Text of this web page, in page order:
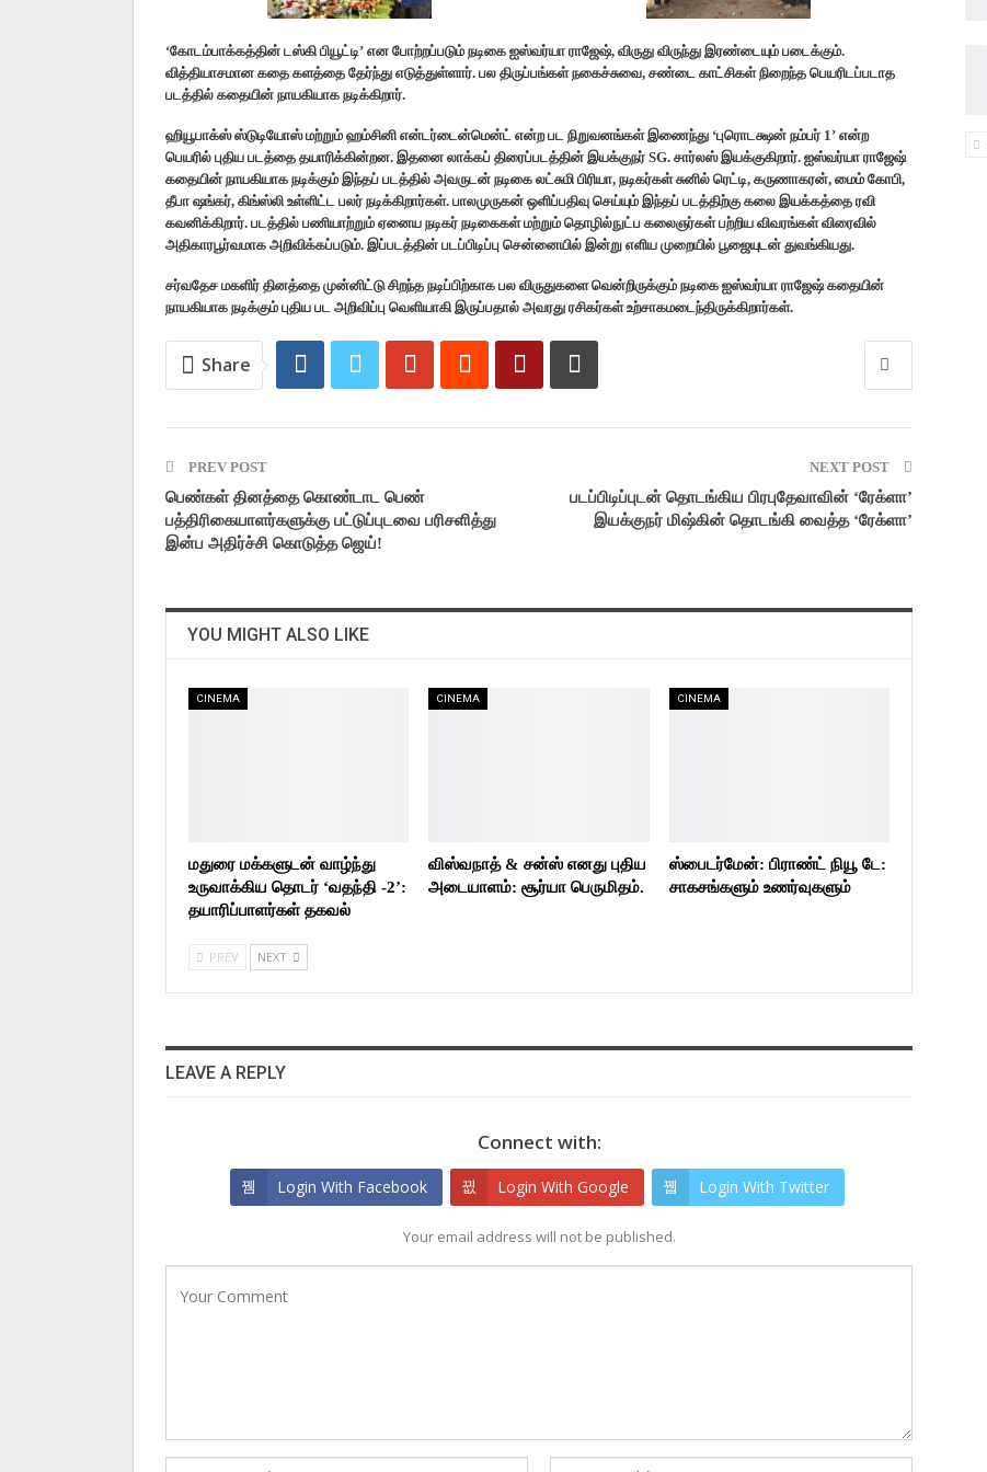
‘கோடம்பாக்கத்தின் டஸ்கி பியூட்டி’ என போற்றப்படும் நடிகை ஐஸ்வர்யா ராஜேஷ், விருது விருந்து இரண்டையும் படைக்கும்.
வித்தியாசமான கதை களத்தை தேர்ந்து எடுத்துள்ளார். பல திருப்பங்கள் நகைச்சுவை, சண்டை காட்சிகள் நிறைந்த பெயரிடப்படாத
படத்தில் கதையின் நாயகியாக நடிக்கிறார்.
ஹியூபாக்ஸ் ஸ்டுடியோஸ் மற்றும் ஹம்சினி என்டர்டைன்மென்ட் என்ற பட நிறுவனங்கள் இணைந்து ‘புரொடக்ஷன் நம்பர் 1’ என்ற
பெயரில் புதிய படத்தை தயாரிக்கின்றன. இதனை லாக்கப் திரைப்படத்தின் இயக்குநர் SG. சார்லஸ் இயக்குகிறார். ஐஸ்வர்யா ராஜேஷ்
கதையின் நாயகியாக நடிக்கும் இந்தப் படத்தில் அவருடன் நடிகை லட்சுமி பிரியா, நடிகர்கள் சுனில் ரெட்டி, கருணாகரன், மைம் கோபி,
தீபா ஷங்கர், கிங்ஸ்லி உள்ளிட்ட பலர் நடிக்கிறார்கள். பாலமுருகன் ஒளிப்பதிவு செய்யும் இந்தப் படத்திற்கு கலை இயக்கத்தை ரவி
கவனிக்கிறார். படத்தில் பணியாற்றும் ஏனைய நடிகர் நடிகைகள் மற்றும் தொழில்நுட்ப கலைஞர்கள் பற்றிய விவரங்கள் விரைவில்
அதிகாரபூர்வமாக அறிவிக்கப்படும். இப்படத்தின் படப்பிடிப்பு சென்னையில் இன்று எளிய முறையில் பூஜையுடன் துவங்கியது.
சர்வதேச மகளிர் தினத்தை முன்னிட்டு சிறந்த நடிப்பிற்காக பல விருதுகளை வென்றிருக்கும் நடிகை ஐஸ்வர்யா ராஜேஷ் கதையின்
நாயகியாக நடிக்கும் புதிய பட அறிவிப்பு வெளியாகி இருப்பதால் அவரது ரசிகர்கள் உற்சாகமடைந்திருக்கிறார்கள்.
Share
PREV POST
பெண்கள் தினத்தை கொண்டாட பெண்
பத்திரிகையாளர்களுக்கு பட்டுப்புடவை பரிசளித்து
இன்ப அதிர்ச்சி கொடுத்த ஜெய்!
NEXT POST
படப்பிடிப்புடன் தொடங்கிய பிரபுதேவாவின் ‘ரேக்ளா’
இயக்குநர் மிஷ்கின் தொடங்கி வைத்த ‘ரேக்ளா’
YOU MIGHT ALSO LIKE
CINEMA
மதுரை மக்களுடன் வாழ்ந்து
உருவாக்கிய தொடர் ‘வதந்தி -2’:
தயாரிப்பாளர்கள் தகவல்
CINEMA
விஸ்வநாத் & சன்ஸ் எனது புதிய
அடையாளம்: சூர்யா பெருமிதம்.
CINEMA
ஸ்பைடர்மேன்: பிராண்ட் நியூ டே:
சாகசங்களும் உணர்வுகளும்
PREV NEXT
LEAVE A REPLY
Connect with:
Login With Facebook Login With Google Login With Twitter
Your email address will not be published.